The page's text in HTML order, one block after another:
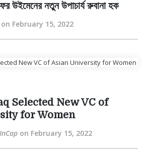
ফর উইমেনের নতুন উপাচার্য রুবানা হক
February 15, 2022
Selected New VC of
for Women
on February 15, 2022